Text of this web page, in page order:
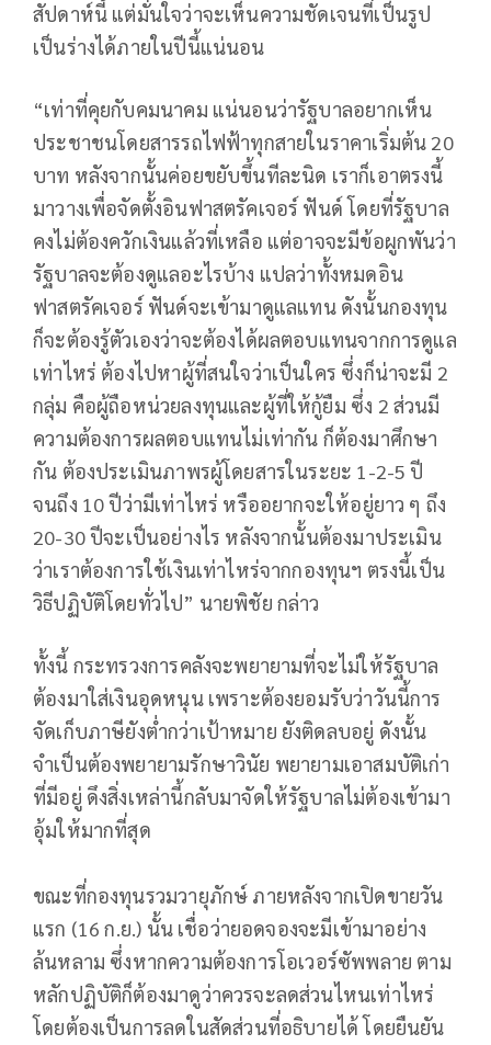
สัปดาห์นี้ แต่มั่นใจว่าจะเห็นความชัดเจนที่เป็นรูป
เป็นร่างได้ภายในปีนี้แน่นอน
“เท่าที่คุยกับคมนาคม แน่นอนว่ารัฐบาลอยากเห็น
ประชาชนโดยสารรถไฟฟ้าทุกสายในราคาเริ่มต้น 20
บาท หลังจากนั้นค่อยขยับขึ้นทีละนิด เราก็เอาตรงนี้
มาวางเพื่อจัดตั้งอินฟาสตรัคเจอร์ ฟันด์ โดยที่รัฐบาล
คงไม่ต้องควักเงินแล้วที่เหลือ แต่อาจจะมีข้อผูกพันว่า
รัฐบาลจะต้องดูแลอะไรบ้าง แปลว่าทั้งหมดอิน
ฟาสตรัคเจอร์ ฟันด์จะเข้ามาดูแลแทน ดังนั้นกองทุน
ก็จะต้องรู้ตัวเองว่าจะต้องได้ผลตอบแทนจากการดูแล
เท่าไหร่ ต้องไปหาผู้ที่สนใจว่าเป็นใคร ซึ่งก็น่าจะมี 2
กลุ่ม คือผู้ถือหน่วยลงทุนและผู้ที่ให้กู้ยืม ซึ่ง 2 ส่วนมี
ความต้องการผลตอบแทนไม่เท่ากัน ก็ต้องมาศึกษา
กัน ต้องประเมินภาพรผู้โดยสารในระยะ 1-2-5 ปี
จนถึง 10 ปีว่ามีเท่าไหร่ หรืออยากจะให้อยู่ยาว ๆ ถึง
20-30 ปีจะเป็นอย่างไร หลังจากนั้นต้องมาประเมิน
ว่าเราต้องการใช้เงินเท่าไหร่จากกองทุนฯ ตรงนี้เป็น
วิธีปฏิบัติโดยทั่วไป” นายพิชัย กล่าว
ทั้งนี้ กระทรวงการคลังจะพยายามที่จะไม่ให้รัฐบาล
ต้องมาใส่เงินอุดหนุน เพราะต้องยอมรับว่าวันนี้การ
จัดเก็บภาษียังต่ำกว่าเป้าหมาย ยังติดลบอยู่ ดังนั้น
จำเป็นต้องพยายามรักษาวินัย พยายามเอาสมบัติเก่า
ที่มีอยู่ ดึงสิ่งเหล่านี้กลับมาจัดให้รัฐบาลไม่ต้องเข้ามา
อุ้มให้มากที่สุด
ขณะที่กองทุนรวมวายุภักษ์ ภายหลังจากเปิดขายวัน
แรก (16 ก.ย.) นั้น เชื่อว่ายอดจองจะมีเข้ามาอย่าง
ล้นหลาม ซึ่งหากความต้องการโอเวอร์ซัพพลาย ตาม
หลักปฏิบัติก็ต้องมาดูว่าควรจะลดส่วนไหนเท่าไหร่
โดยต้องเป็นการลดในสัดส่วนที่อธิบายได้ โดยยืนยัน